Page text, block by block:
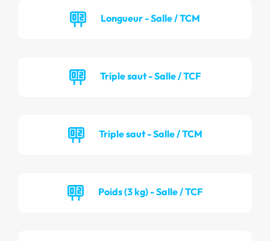
Longueur - Salle / TCM
Triple saut - Salle / TCF
Triple saut - Salle / TCM
Poids (3 kg) - Salle / TCF